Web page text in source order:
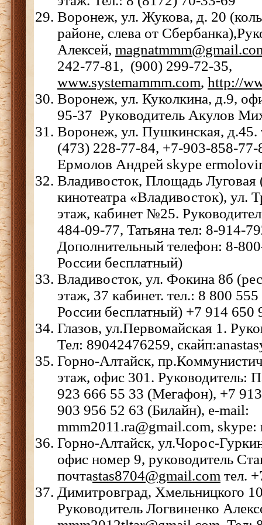
Воронеж, ул. Жукова, д. 20
районе, слева от
Алексей,
242-77-81, (900) 299-72-35,
www.systemammm.com, http://
Воронеж, ул. Куколкина, д.9,
95-37 Руководитель Акулов
Воронеж, ул. Пушкинская, д.45.
(473) 228-77-84, +7-903-858-77-
Ермолов Андрей skype
Владивосток, Площадь Луговая
кинотеатра «Владивосток), ул.
этаж, кабинет №25.
484-09-77, Татьяна тел: 8-914-
Дополнительный телефон: 8-
России бесплатный)
Владивосток, ул. Фокина 8б
этаж, 37 кабинет. тел.: 8 800
России бесплатный) +7 914 650
Глазов, ул.Первомайская 1.
Тел: 89042476259,
Горно-Алтайск,
этаж, офис 301. Руководитель:
923 666 55 33 (Мегафон), +7
903 956 52 63 (Билайн), e-mail:
mmm2011.ra@gmail.com, skype:
Горно-Алтайск, ул.Чорос-
офис номер 9, руководитель
почтаstas8704@gmail.com тел.
Димитровград, Хмельницкого
Руководитель Логвиненко